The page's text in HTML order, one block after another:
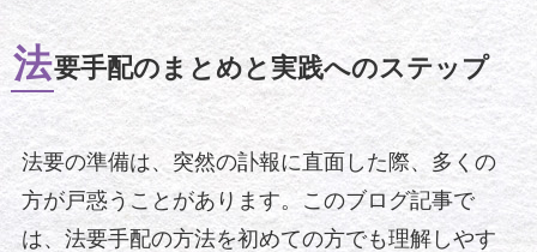
法要手配のまとめと実践へのステップ
法要の準備は、突然の訃報に直面した際、多くの
方が戸惑うことがあります。このブログ記事で
は、法要手配の方法を初めての方でも理解しやす